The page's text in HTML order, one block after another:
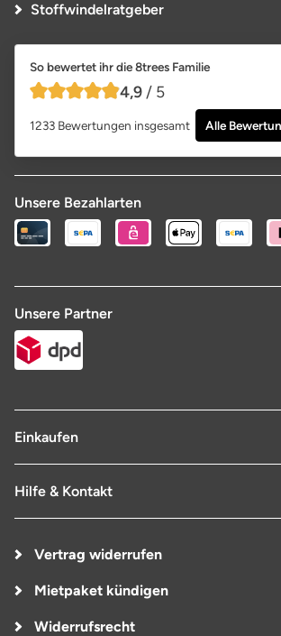
Stoffwindelratgeber
So bewertet ihr die 8trees Familie
4,9 von 5 Sternen
4,9 / 5
1233 Bewertungen insgesamt Alle
Unsere Bezahlarten
Unsere Partner
Einkaufen
Hilfe & Kontakt
Vertrag widerrufen
Mietpaket kündigen
Widerrufsrecht